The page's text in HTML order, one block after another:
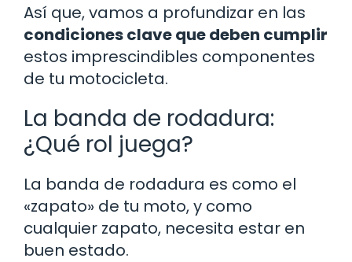
Así que, vamos a profundizar en las
condiciones clave que deben cumplir
estos imprescindibles componentes
de tu motocicleta.
La banda de rodadura:
¿Qué rol juega?
La banda de rodadura es como el
«zapato» de tu moto, y como
cualquier zapato, necesita estar en
buen estado.